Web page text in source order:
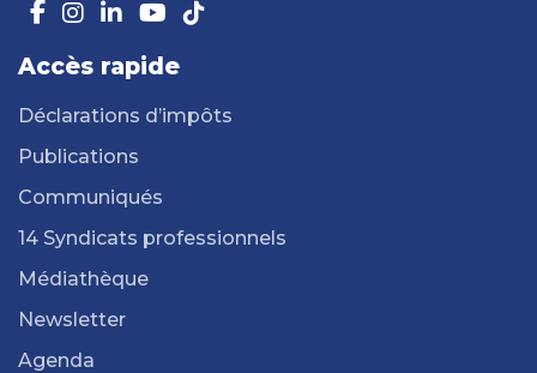
Accès rapide
Déclarations d’impôts
Publications
Communiqués
14 Syndicats professionnels
Médiathèque
Newsletter
Agenda